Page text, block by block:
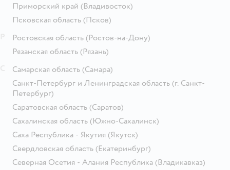
Приморский край (Владивосток)
Псковская область (Псков)
Ростовская область (Ростов-на-Дону)
Рязанская область (Рязань)
Самарская область (Самара)
Санкт-Петербург и Ленинградская область (г. Санкт-
Петербург)
Саратовская область (Саратов)
Сахалинская область (Южно-Сахалинск)
Саха Республика - Якутия (Якутск)
Свердловская область (Екатеринбург)
Северная Осетия - Алания Республика (Владикавказ)